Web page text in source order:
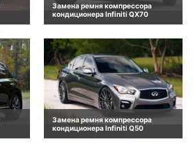
Замена ремня компрессора
кондиционера Infiniti QX70
Замена ремня компрессора
кондиционера Infiniti Q50